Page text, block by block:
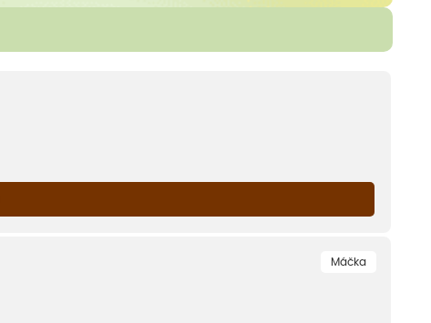
Máčka